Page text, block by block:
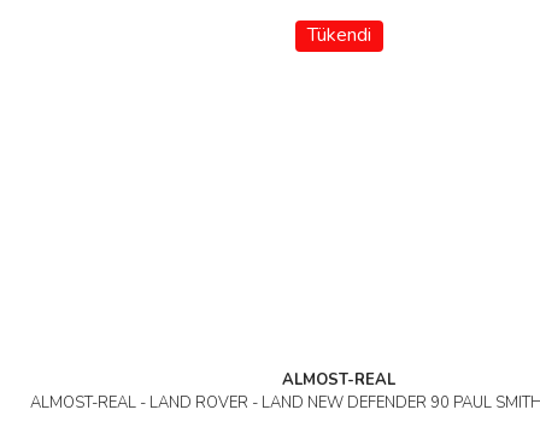
Tükendi
ALMOST-REAL
ALMOST-REAL - LAND ROVER - LAND NEW DEFENDER 90 PAUL